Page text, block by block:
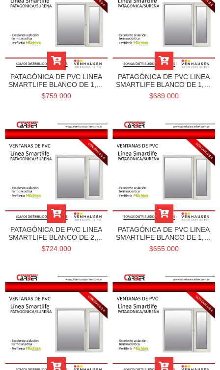
PATAGÓNICA DE PVC LINEA
SMARTLIFE BLANCO DE 1,50
X 1,50 DVH Y
CONTRAMARCOS -
$759.000
PATAGÓNICA DE PVC LINEA
SMARTLIFE BLANCO DE 1,20
X 1,50 DVH Y
CONTRAMARCOS -
$689.000
PATAGÓNICA DE PVC LINEA
SMARTLIFE BLANCO DE 2,20
X 1,10 DVH Y
CONTRAMARCOS -
$724.000
PATAGÓNICA DE PVC LINEA
SMARTLIFE BLANCO DE 1,80
X 1,10 DVH Y
CONTRAMARCOS -
$655.000